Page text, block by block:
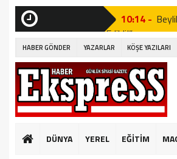
10:14 -
Edildi!”
19:53 -
19:51 -
19:49 -
GÜNKÜ GİBİ
HABER GÖNDER YAZARLAR KÖŞE YAZILARI
DÜNYA YEREL EĞİTİM